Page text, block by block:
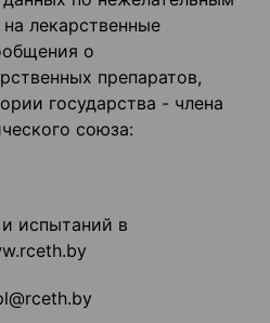
лекарственные
о
препаратов,
государства - члена
союза:
испытаний в